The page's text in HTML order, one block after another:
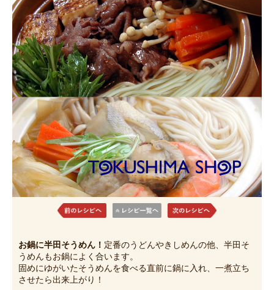
お鍋に半田そうめん！ 定番のうどんやきしめんの他、半田そ
うめんもお鍋によく合います。
固めにゆがいたそうめんを食べる直前に鍋に入れ、一煮立ち
させたら出来上がり！